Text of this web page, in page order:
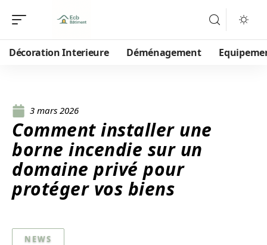
Décoration Interieure Déménagement
3 mars 2026
Comment installer une
borne incendie sur un
domaine privé pour
protéger vos biens
NEWS